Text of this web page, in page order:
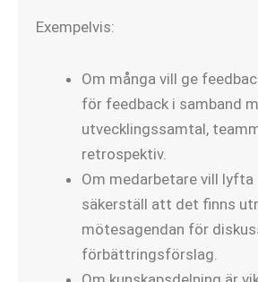
Exempelvis:
Om många vill ge
för feedback i samband
utvecklingssamtal,
retrospektiv.
Om medarbetare vill
säkerställ att det finns
mötesagendan för
förbättringsförslag.